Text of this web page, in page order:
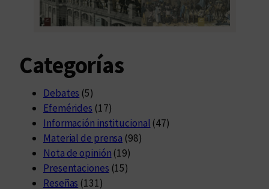
Categorías
Debates (5)
Efemérides (17)
Información institucional (47)
Material de prensa (98)
Nota de opinión (19)
Presentaciones (15)
Reseñas (131)